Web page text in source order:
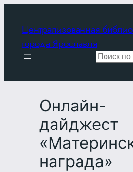
содержимому
Централизованная
города Ярославля
Поиск
Онлайн-
дайджест
награда»